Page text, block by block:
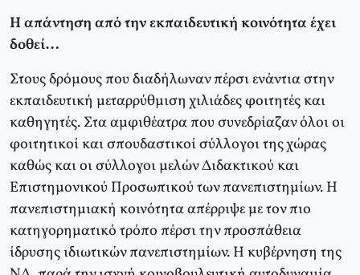
Η απάντηση από την εκπαιδευτική κοινότητα έχει
δοθεί…
Στους δρόμους που διαδήλωναν πέρσι ενάντια στην
εκπαιδευτική μεταρρύθμιση χιλιάδες φοιτητές και
καθηγητές. Στα αμφιθέατρα που συνεδρίαζαν όλοι οι
φοιτητικοί και σπουδαστικοί σύλλογοι της χώρας
καθώς και οι σύλλογοι μελών Διδακτικού και
Επιστημονικού Προσωπικού των πανεπιστημίων. Η
πανεπιστημιακή κοινότητα απέρριψε με τον πιο
κατηγορηματικό τρόπο πέρσι την προσπάθεια
ίδρυσης ιδιωτικών πανεπιστημίων. Η κυβέρνηση της